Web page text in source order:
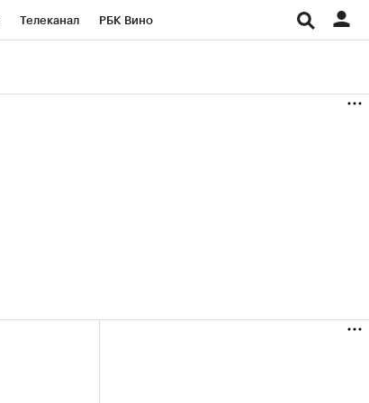
Телеканал РБК Вино